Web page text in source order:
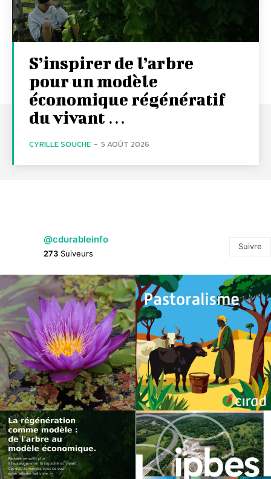
S’inspirer de l’arbre
pour un modèle
économique régénératif
du vivant …
CYRILLE SOUCHE - 5 AOÛT 2026
@cdurableinfo
273 Suiveurs
Suivre